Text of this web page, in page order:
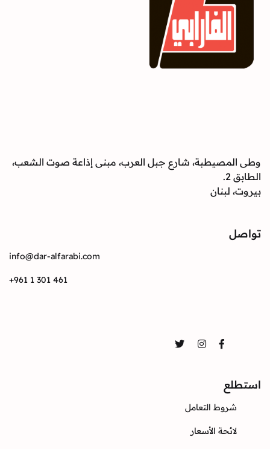
وطى المصيطبة، شارع جبل العرب، مبنى إذاعة صوت الشعب،
الطابق 2.
بيروت، لبنان
تواصل
info@dar-alfarabi.com
+961 1 301 461
Facebook
Instagram
Twitter
استطلع
شروط التعامل
لائحة الأسعار